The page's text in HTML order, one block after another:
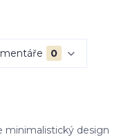
0
minimalistický design